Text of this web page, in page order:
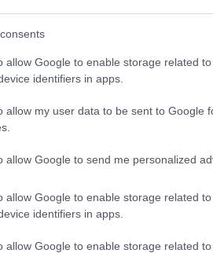
allow Google to enable storage related
identifiers in apps.
allow my user data to be sent to Google
allow Google to send me personalized
allow Google to enable storage related
identifiers in apps.
allow Google to enable storage related
θα